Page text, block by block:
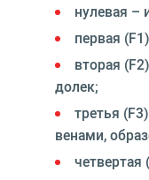
нулевая –
первая
вторая
долек;
третья
венами,